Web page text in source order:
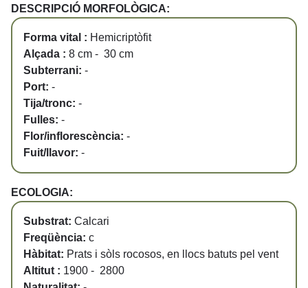
DESCRIPCIÓ MORFOLÒGICA:
Forma vital : Hemicriptòfit
Alçada : 8 cm - 30 cm
Subterrani: -
Port: -
Tija/tronc: -
Fulles: -
Flor/inflorescència: -
Fuit/llavor: -
ECOLOGIA:
Substrat: Calcari
Freqüència: c
Hàbitat: Prats i sòls rocosos, en llocs batuts pel vent
Altitut : 1900 - 2800